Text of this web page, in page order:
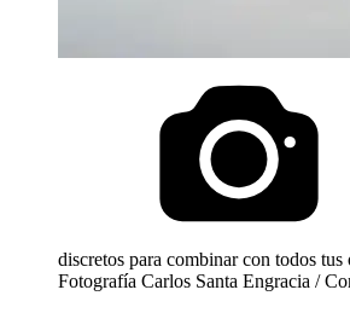
discretos para combinar con todos tus
Fotografía Carlos Santa Engracia /